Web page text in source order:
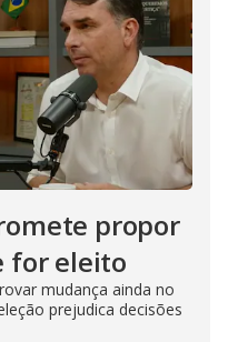
propor
for eleito
mudança ainda no
prejudica decisões